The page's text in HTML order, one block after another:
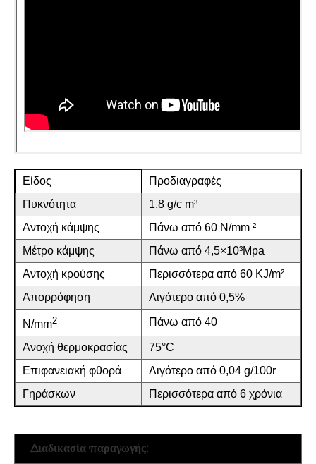
Είδος
Προδιαγραφές
Πυκνότητα
1,8 g/c m³
Αντοχή κάμψης
Πάνω από 60 N/mm ²
Μέτρο κάμψης
Πάνω από 4,5×10³Mpa
Αντοχή κρούσης
Περισσότερα από 60 KJ/m²
Απορρόφηση
Λιγότερο από 0,5%
N/mm2 Πάνω από 40
Ανοχή θερμοκρασίας
75°C
Επιφανειακή φθορά
Λιγότερο από 0,04 g/100r
Γηράσκων
Περισσότερα από 6 χρόνια
Διαδικασία παραγωγής: